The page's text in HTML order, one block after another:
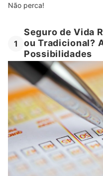
Não perca!
1
Seguro de Vida
ou Tradicional?
Possibilidades